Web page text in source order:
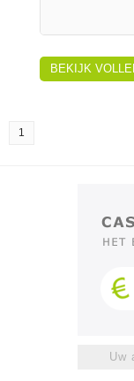
BEKIJK
1
Uw